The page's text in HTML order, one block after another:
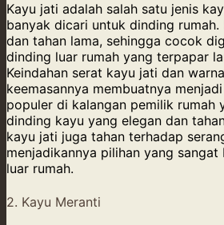
Kayu jati adalah salah satu jenis
banyak dicari untuk dinding rumah.
dan tahan lama, sehingga cocok
dinding luar rumah yang terpapar
Keindahan serat kayu jati dan
keemasannya membuatnya
populer di kalangan pemilik rumah
dinding kayu yang elegan dan
kayu jati juga tahan terhadap
menjadikannya pilihan yang
luar rumah.
2. Kayu Meranti